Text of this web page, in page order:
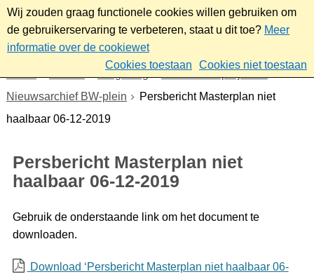
Wij zouden graag functionele cookies willen gebruiken om
de gebruikerservaring te verbeteren, staat u dit toe? Meer
informatie over de cookiewet
Cookies toestaan
Cookies niet toestaan
Omgeving
Plannen en projecten
Nieuwsarchief BW-plein
Persbericht Masterplan niet
haalbaar 06-12-2019
Persbericht Masterplan niet
haalbaar 06-12-2019
Gebruik de onderstaande link om het document te
downloaden.
Download ‘Persbericht Masterplan niet haalbaar 06-